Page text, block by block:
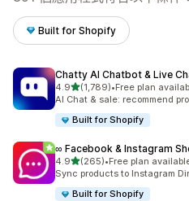
Built for Shopify
Chatty AI Chatbot & Live
4.9滿分 5 顆星
(1,789)
共有 1789 則評價
•Free plan
AI Chat & sale: recommend
Built for Shopify
∞ Facebook & Instagram
4.9滿分 5 顆星
(265)
共有 265 則評價
•Free plan
Sync products to Instagram
Built for Shopify